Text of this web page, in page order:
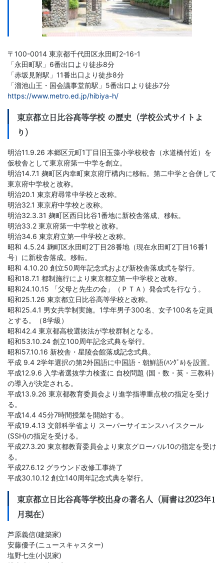
〒100-0014 東京都千代田区永田町2-16-1
「永田町駅」6番出口より徒歩8分
「赤坂見附駅」11番出口より徒歩8分
「溜池山王・国会議事堂前駅」5番出口より徒歩7分
https://www.metro.ed.jp/hibiya-h/
東京都立日比谷高等学校 の歴史（学校公式サイトよ
り）
明治11.9.26 本郷区元町1丁目旧玉藻小学校校舎（水道橋付近）を
仮校舎として東京府第一中学を創立。
明治14.7.1 麹町区内幸町東京府庁構内に移転。第二中学と合併して
東京府中学校と改称。
明治20.1 東京府尋常中学校と改称。
明治32.1 東京府中学校と改称。
明治32.3.31 麹町区西日比谷1番地に新校舎落成、移転。
明治33.2 東京府第一中学校と改称。
明治34.6 東京府立第一中学校と改称。
昭和 4.5.24 麹町区永田町2丁目28番地（現在永田町2丁目16番1
号）に新校舎落成。移転。
昭和 4.10.20 創立50周年記念式および新校舎落成式を挙行。
昭和18.7.1 都制施行により東京都立第一中学校と改称。
昭和24.10.15 「父母と先生の会」（ＰＴＡ）発会式を行なう。
昭和25.1.26 東京都立日比谷高等学校と改称。
昭和25.4.1 男女共学制実施。1学年男子300名、女子100名を定員
とする。（8学級）
昭和42.4 東京都高校選抜法が学校群制となる。
昭和53.10.24 創立100周年記念式典を挙行。
昭和57.10.16 新校舎・星陵会館落成記念式典。
平成 9.4 2学年選択の第2外国語に中国語・朝鮮語(ﾊﾝｸﾞﾙ)を設置。
平成12.9.6 入学者選抜学力検査に 自校問題 (国・数・英・三教科)
の導入が決定される。
平成13.9.26 東京都教育委員会より進学指導重点校の指定を受け
る。
平成14.4 45分7時間授業を開始する。
平成19.4.13 文部科学省より スーパーサイエンスハイスクール
(SSH)の指定を受ける。
平成27.3.20 東京都教育委員会より東京グローバル10の指定を受け
る。
平成27.6.12 グラウンド改修工事終了
平成30.10.12 創立140周年記念式典を挙行。
東京都立日比谷高等学校出身の著名人（肩書は2023年1
月現在）
芦原義信(建築家)
安藤優子(ニュースキャスター)
塩野七生(小説家)